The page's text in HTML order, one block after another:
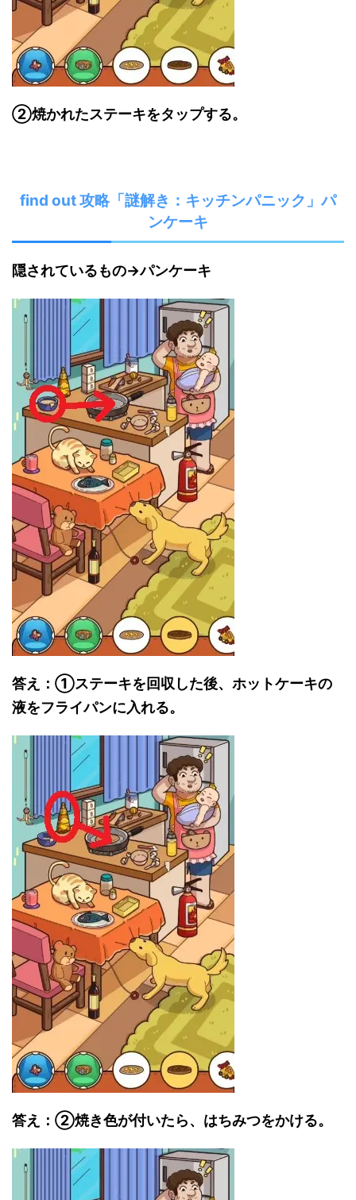
②焼かれたステーキをタップする。
find out 攻略「謎解き：キッチンパニック」パ
ンケーキ
隠されているもの→パンケーキ
答え：①ステーキを回収した後、ホットケーキの
液をフライパンに入れる。
答え：②焼き色が付いたら、はちみつをかける。